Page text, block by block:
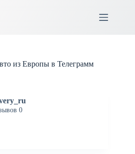
из Европы в Телеграмм
0